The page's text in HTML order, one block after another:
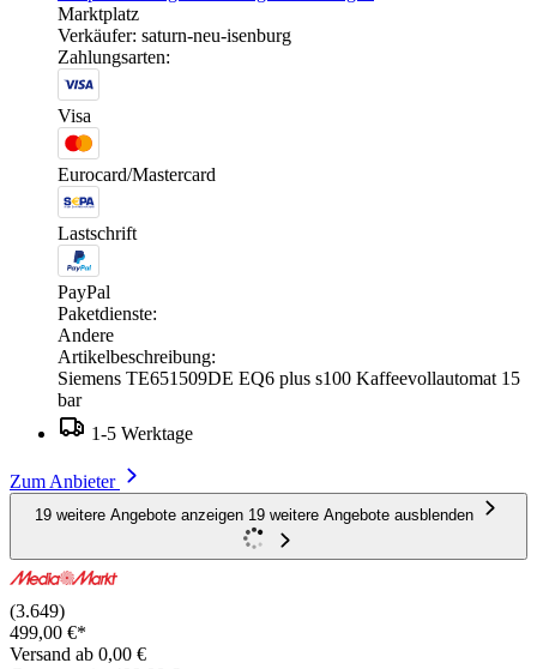
Marktplatz
Verkäufer: saturn-neu-isenburg
Zahlungsarten:
Visa
Eurocard/Mastercard
Lastschrift
PayPal
Paketdienste:
Andere
Artikelbeschreibung:
Siemens TE651509DE EQ6 plus s100 Kaffeevollautomat 15
bar
1-5 Werktage
Zum Anbieter
19 weitere Angebote anzeigen 19 weitere Angebote ausblenden
(3.649)
499,00 €*
Versand ab 0,00 €